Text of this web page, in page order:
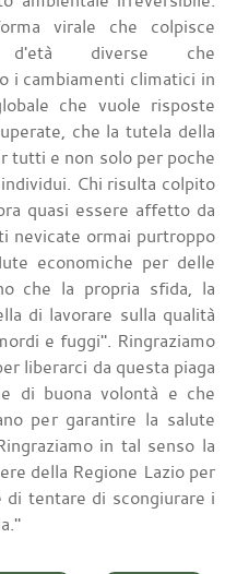
virale che colpisce
d'età diverse che
i cambiamenti climatici in
che vuole risposte
che la tutela della
tutti e non solo per poche
Chi risulta colpito
quasi essere affetto da
nevicate ormai purtroppo
economiche per delle
che la propria sfida, la
di lavorare sulla qualità
e fuggi". Ringraziamo
liberarci da questa piaga
di buona volontà e che
per garantire la salute
in tal senso la
della Regione Lazio per
tentare di scongiurare i